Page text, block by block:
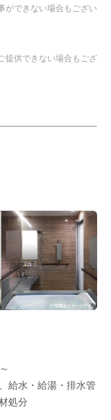
ができない場合もござい
提供できない場合もござ
給水・給湯・排水管
処分